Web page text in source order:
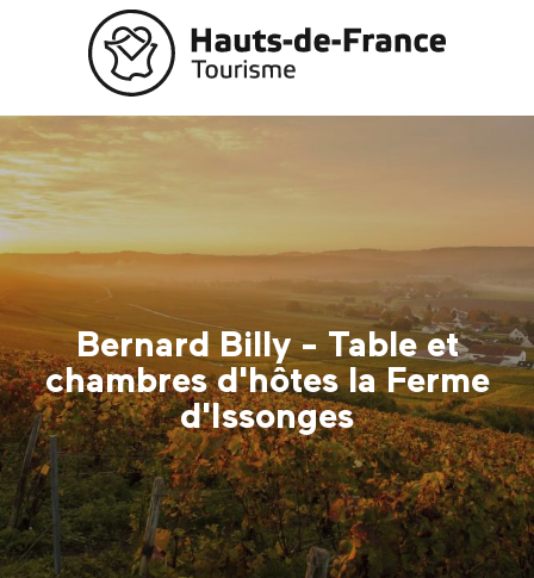
Bernard Billy - Table et
chambres d'hôtes la Ferme
d'Issonges